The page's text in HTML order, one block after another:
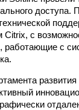
доступа.
с
с